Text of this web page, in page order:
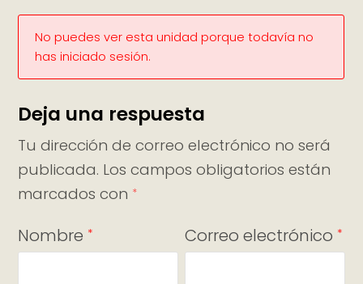
No puedes ver esta unidad porque todavía no
has iniciado sesión.
Deja una respuesta
Tu dirección de correo electrónico no será
publicada. Los campos obligatorios están
marcados con *
Nombre * Correo electrónico *